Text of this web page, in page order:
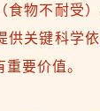
食物不耐受
供关键科学
要价值。